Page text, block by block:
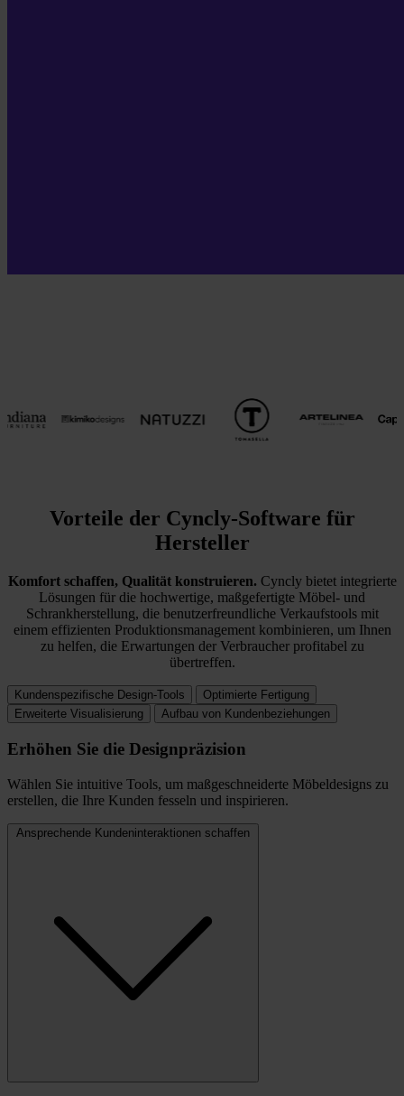
Vorteile der Cyncly-Software für
Hersteller
Komfort schaffen, Qualität konstruieren. Cyncly bietet integrierte
Lösungen für die hochwertige, maßgefertigte Möbel- und
Schrankherstellung, die benutzerfreundliche Verkaufstools mit
einem effizienten Produktionsmanagement kombinieren, um Ihnen
zu helfen, die Erwartungen der Verbraucher profitabel zu
übertreffen.
Kundenspezifische Design-Tools
Optimierte Fertigung
Erweiterte Visualisierung
Aufbau von Kundenbeziehungen
Erhöhen Sie die Designpräzision
Wählen Sie intuitive Tools, um maßgeschneiderte Möbeldesigns zu
erstellen, die Ihre Kunden fesseln und inspirieren.
Ansprechende Kundeninteraktionen schaffen